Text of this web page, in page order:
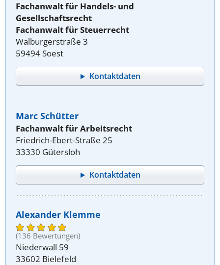
Fachanwalt für Handels- und
Gesellschaftsrecht
Fachanwalt für Steuerrecht
Walburgerstraße 3
59494 Soest
Kontaktdaten
Marc Schütter
Fachanwalt für Arbeitsrecht
Friedrich-Ebert-Straße 25
33330 Gütersloh
Kontaktdaten
Alexander Klemme
(136 Bewertungen)
Niederwall 59
33602 Bielefeld